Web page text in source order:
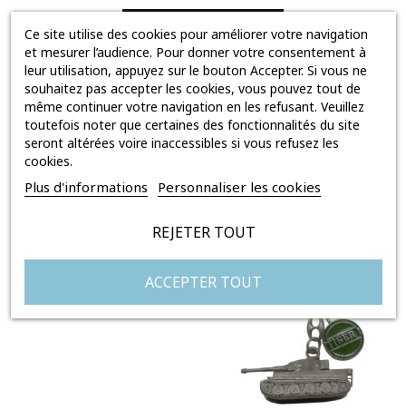
YOU MAY ALSO
LIKE
Ce site utilise des cookies pour améliorer votre navigation
et mesurer l’audience. Pour donner votre consentement à
leur utilisation, appuyez sur le bouton Accepter. Si vous ne
souhaitez pas accepter les cookies, vous pouvez tout de
même continuer votre navigation en les refusant. Veuillez
toutefois noter que certaines des fonctionnalités du site
seront altérées voire inaccessibles si vous refusez les
cookies.
Plus d'informations Personnaliser les cookies
REJETER TOUT
ACCEPTER TOUT